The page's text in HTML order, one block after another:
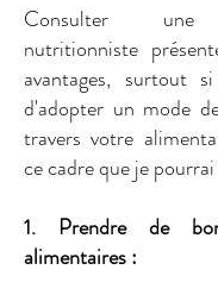
Consulter une
nutritionniste
avantages, surtout
d'adopter un mode
travers votre
ce cadre que je
1. Prendre de
alimentaires :